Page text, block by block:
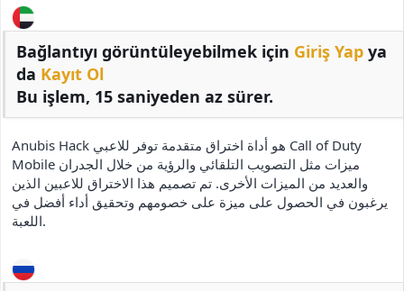
Bağlantıyı görüntüleyebilmek için Giriş Yap ya
da Kayıt Ol
Bu işlem, 15 saniyeden az sürer.
Anubis Hack هو أداة اختراق متقدمة توفر للاعبي Call of Duty
Mobile ميزات مثل التصويب التلقائي والرؤية من خلال الجدران
والعديد من الميزات الأخرى. تم تصميم هذا الاختراق للاعبين الذين
يرغبون في الحصول على ميزة على خصومهم وتحقيق أداء أفضل في
اللعبة.